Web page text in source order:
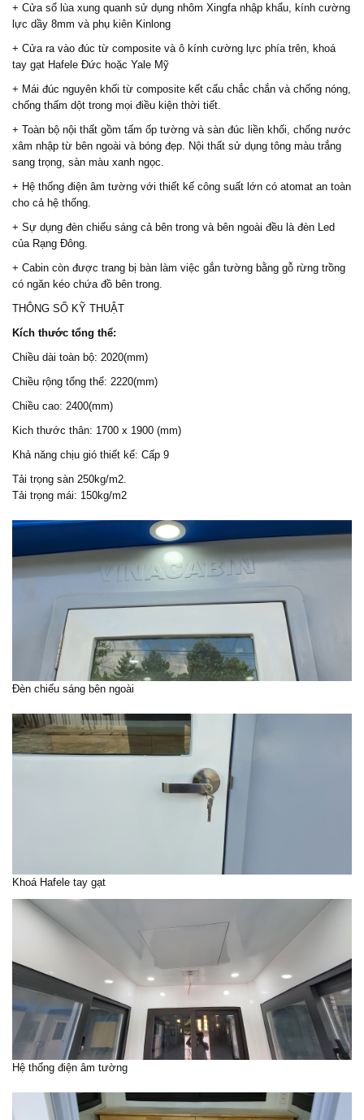
+ Cửa sổ lùa xung quanh sử dụng nhôm Xingfa nhập khẩu, kính cường
lực dầy 8mm và phụ kiên Kinlong
+ Cửa ra vào đúc từ composite và ô kính cường lực phía trên, khoá
tay gạt Hafele Đức hoặc Yale Mỹ
+ Mái đúc nguyên khối từ composite kết cấu chắc chắn và chống nóng,
chống thấm dột trong mọi điều kiện thời tiết.
+ Toàn bộ nội thất gồm tấm ốp tường và sàn đúc liền khối, chống nước
xâm nhập từ bên ngoài và bóng đẹp. Nội thất sử dụng tông màu trắng
sang trọng, sàn màu xanh ngọc.
+ Hệ thống điện âm tường với thiết kế công suất lớn có atomat an toàn
cho cả hệ thống.
+ Sự dụng đèn chiếu sáng cả bên trong và bên ngoài đều là đèn Led
của Rạng Đông.
+ Cabin còn được trang bị bàn làm việc gắn tường bằng gỗ rừng trồng
có ngăn kéo chứa đồ bên trong.
THÔNG SỐ KỸ THUẬT
Kích thước tổng thể:
Chiều dài toàn bộ: 2020(mm)
Chiều rộng tổng thể: 2220(mm)
Chiều cao: 2400(mm)
Kich thước thân: 1700 x 1900 (mm)
Khả năng chịu gió thiết kế: Cấp 9
Tải trọng sàn 250kg/m2.
Tải trọng mái: 150kg/m2
Đèn chiếu sáng bên ngoài
Khoá Hafele tay gạt
Hệ thống điện âm tường